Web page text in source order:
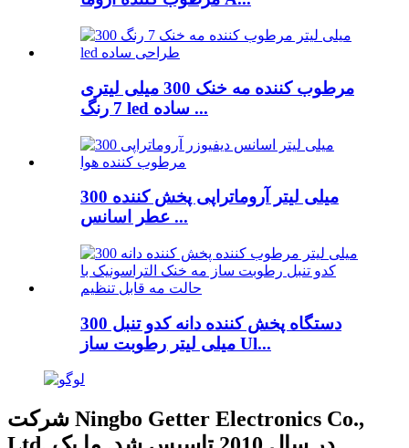
مرطوب کننده مه خنک 300 میلی لیتری
7 رنگ led ساده ...
300 میلی لیتر آروماتراپی پخش کننده
عطر اسانس ...
دستگاه پخش کننده دانه کدو تنبل 300
میلی لیتر رطوبت ساز Ul...
شرکت Ningbo Getter Electronics Co.,